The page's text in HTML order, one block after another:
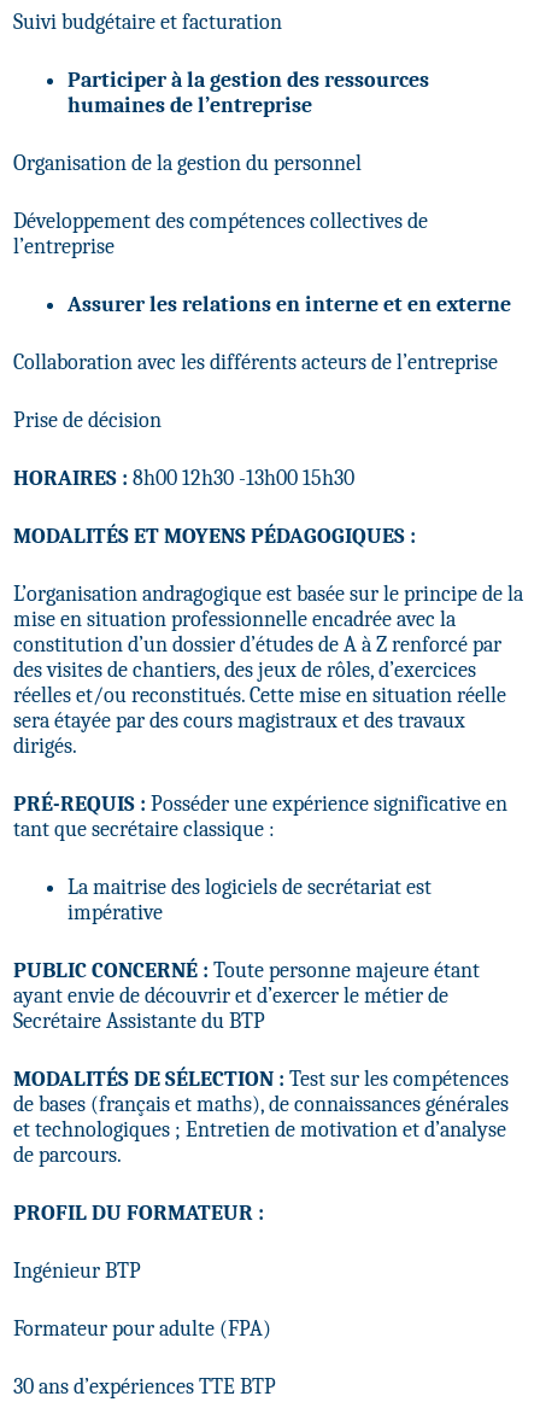
Suivi budgétaire et facturation
Participer à la gestion des ressources
humaines de l’entreprise
Organisation de la gestion du personnel
Développement des compétences collectives de
l’entreprise
Assurer les relations en interne et en externe
Collaboration avec les différents acteurs de l’entreprise
Prise de décision
HORAIRES : 8h00 12h30 -13h00 15h30
MODALITÉS ET MOYENS PÉDAGOGIQUES :
L’organisation andragogique est basée sur le principe de la
mise en situation professionnelle encadrée avec la
constitution d’un dossier d’études de A à Z renforcé par
des visites de chantiers, des jeux de rôles, d’exercices
réelles et/ou reconstitués. Cette mise en situation réelle
sera étayée par des cours magistraux et des travaux
dirigés.
PRÉ-REQUIS : Posséder une expérience significative en
tant que secrétaire classique :
La maitrise des logiciels de secrétariat est
impérative
PUBLIC CONCERNÉ : Toute personne majeure étant
ayant envie de découvrir et d’exercer le métier de
Secrétaire Assistante du BTP
MODALITÉS DE SÉLECTION : Test sur les compétences
de bases (français et maths), de connaissances générales
et technologiques ; Entretien de motivation et d’analyse
de parcours.
PROFIL DU FORMATEUR :
Ingénieur BTP
Formateur pour adulte (FPA)
30 ans d’expériences TTE BTP